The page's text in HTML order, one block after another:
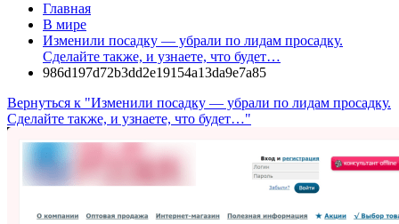
Главная
В мире
Изменили посадку — убрали по лидам просадку.
Сделайте также, и узнаете, что будет…
986d197d72b3dd2e19154a13da9e7a85
Вернуться к "Изменили посадку — убрали по лидам просадку.
Сделайте также, и узнаете, что будет…"